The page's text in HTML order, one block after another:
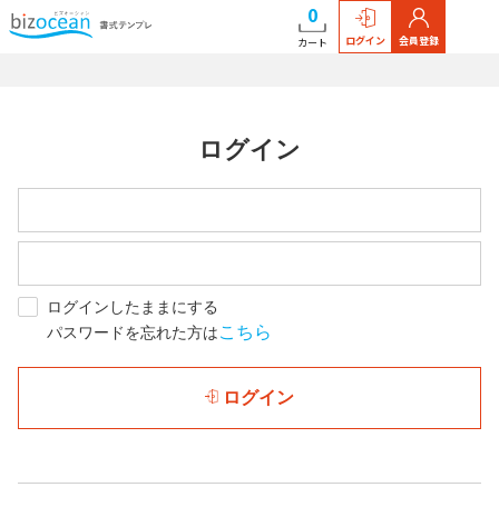
0
カート ログイン 会員登録
ログイン
ログインしたままにする
パスワードを忘れた方はこちら
ログイン